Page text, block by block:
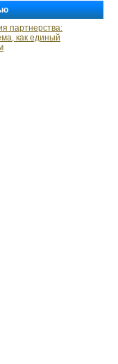
партнерства:
как единый